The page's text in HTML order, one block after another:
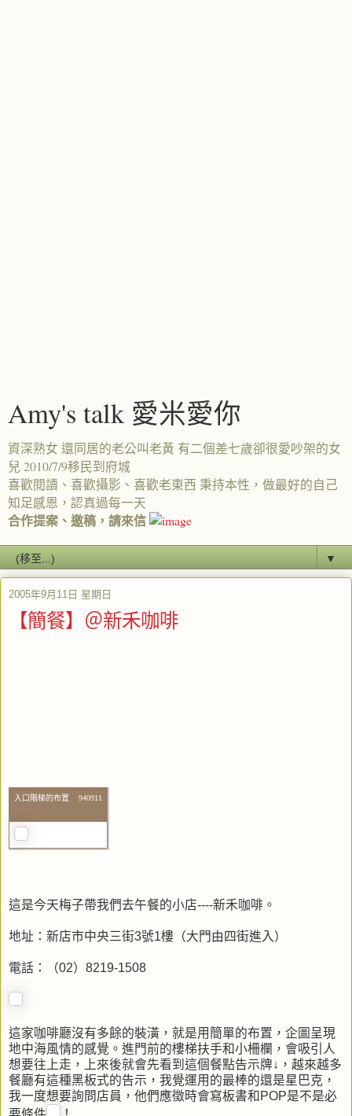
Amy's talk 愛米愛你
資深熟女 還同居的老公叫老黃 有二個差七歲卻很愛吵架的女
兒 2010/7/9移民到府城
喜歡閱讀、喜歡攝影、喜歡老東西 秉持本性，做最好的自己
知足感恩，認真過每一天
合作提案、邀稿，請來信
▼
2005年9月11日 星期日
【簡餐】＠新禾咖啡
入口階梯的布置 940911
這是今天梅子帶我們去午餐的小店----新禾咖啡。
地址：新店市中央三街3號1樓（大門由四街進入）
電話：（02）8219-1508
這家咖啡廳沒有多餘的裝潢，就是用簡單的布置，企圖呈現
地中海風情的感覺。進門前的樓梯扶手和小柵欄，會吸引人
想要往上走，上來後就會先看到這個餐點告示牌↓，越來越多
餐廳有這種黑板式的告示，我覺運用的最棒的還是星巴克，
我一度想要詢問店員，他們應徵時會寫板書和POP是不是必